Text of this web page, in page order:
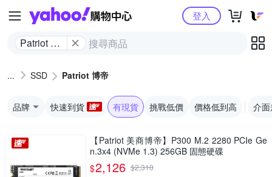
Yahoo購物中心
Patriot 博
登入
SSD Patriot 博帝
品牌 快速到貨 有現貨 挑戰低價 價格低到高 介
【Patriot 美商博帝】P300 M.2 2280 PCIe Ge
n.3x4 (NVMe 1.3) 256GB 固態硬碟
$2,126 $2,310